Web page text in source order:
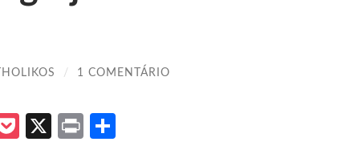
/ 1 COMENTÁRIO
Pocket
X Print